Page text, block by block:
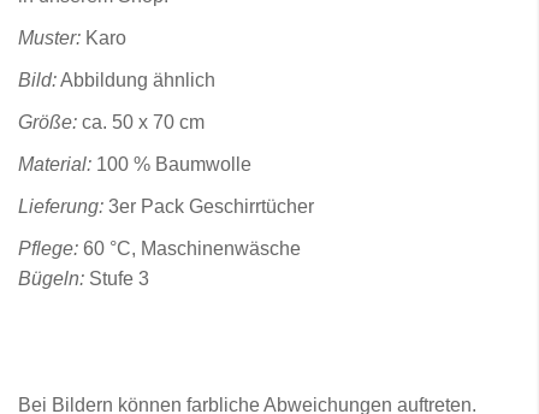
Muster: Karo
Bild:Abbildung ähnlich
Größe: ca. 50 x 70 cm
Material: 100 % Baumwolle
Lieferung: 3er Pack Geschirrtücher
Pflege: 60 °C, Maschinenwäsche
Bügeln: Stufe 3
Bei Bildern können farbliche Abweichungen auftreten.